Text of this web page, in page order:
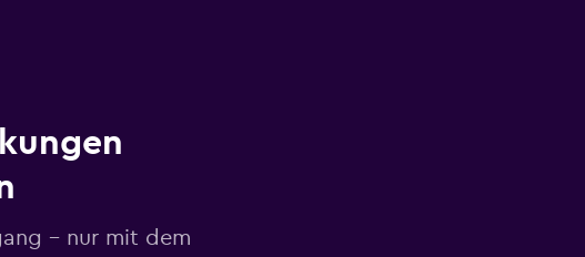
– nur mit dem